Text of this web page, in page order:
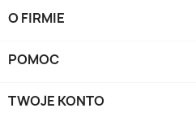
O FIRMIE
POMOC
TWOJE KONTO